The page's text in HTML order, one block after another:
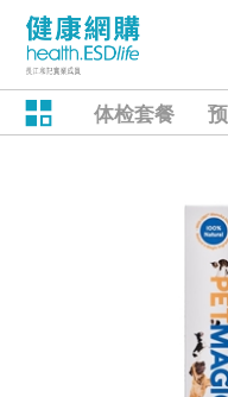
体检套餐